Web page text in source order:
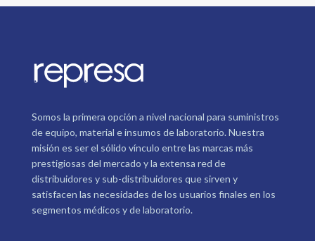
Somos la primera opción a nivel nacional para suministros
de equipo, material e insumos de laboratorio. Nuestra
misión es ser el sólido vínculo entre las marcas más
prestigiosas del mercado y la extensa red de
distribuidores y sub-distribuidores que sirven y
satisfacen las necesidades de los usuarios finales en los
segmentos médicos y de laboratorio.